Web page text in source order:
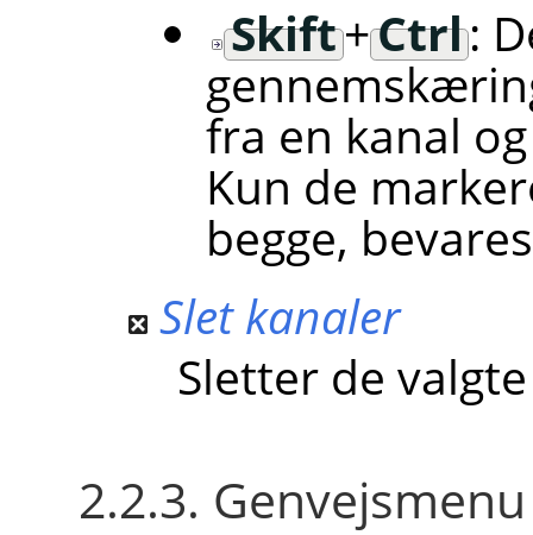
Skift+Ctrl:
fra en kanal
Kun de
begge,
Slet kanaler
Sletter de
2.2.3.